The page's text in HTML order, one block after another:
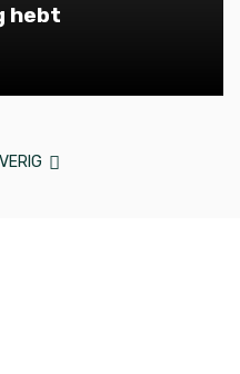
hebt